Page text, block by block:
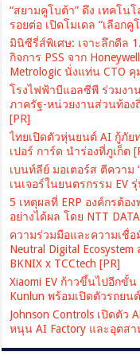
“สยามคูโบต้า” ดึง เทคโน
รอยต่อ เปิดโมเดล “เลือกคู
มินิซีรี่ส์พิเศษ: เจาะลึกดีล
กิจการ PSS จาก
Metrologic นั่งแท่น CTO
โรงไฟฟ้าบีแอลซีพี ร่วมงาน
ภาครัฐ-หน่วยงานส่วนท้อง
[PR]
ไทยเปิดตัวหุ่นยนต์ AI กู้ภัย
เปอร์ การ์ด นำร่องที่ภูเก็ต
เบนท์ลีย์ มอเตอร์ส ตีความ
เนเจอร์ในยนตรกรรม EV
5 เหตุผลที่ ERP องค์กรต้อ
อย่างได้ผล โดย NTT
ความร่วมมือและความเชื่
Neutral Digital
BKNIX x TCCtech [PR]
Xiaomi EV ก้าวขึ้นไปอีกขั้
Kunlun พร้อมเปิดตัวรถยนต์
Johnson Controls เปิดตัว
หนุน AI Factory และอุตส